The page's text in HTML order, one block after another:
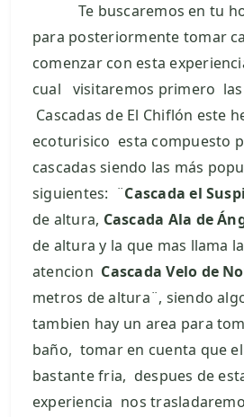
Te buscaremos en tu
para posteriormente tomar
comenzar con esta
cual visitaremos primero
Cascadas de El Chiflón este
ecoturisico esta compuesto
cascadas siendo las más
siguientes: ¨Cascada el
de altura, Cascada Ala de
de altura y la que mas llama la
atencion Cascada Velo de
metros de altura¨, siendo
tambien hay un area para
baño, tomar en cuenta que
bastante fria, despues de
experiencia nos